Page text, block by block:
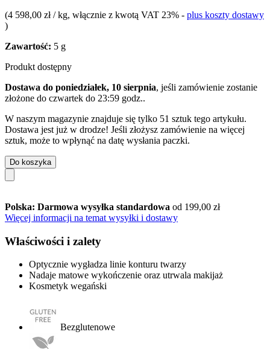
(4 598,00 zł / kg, włącznie z kwotą VAT 23% - plus koszty dostawy
)
Zawartość: 5 g
Produkt dostępny
Dostawa do poniedziałek, 10 sierpnia, jeśli zamówienie zostanie
złożone do czwartek do 23:59 godz..
W naszym magazynie znajduje się tylko 51 sztuk tego artykułu.
Dostawa jest już w drodze! Jeśli złożysz zamówienie na więcej
sztuk, może to wpłynąć na datę wysłania paczki.
Do koszyka
Polska: Darmowa wysyłka standardowa od 199,00 zł
Więcej informacji na temat wysyłki i dostawy
Właściwości i zalety
Optycznie wygładza linie konturu twarzy
Nadaje matowe wykończenie oraz utrwala makijaż
Kosmetyk wegański
Bezglutenowe